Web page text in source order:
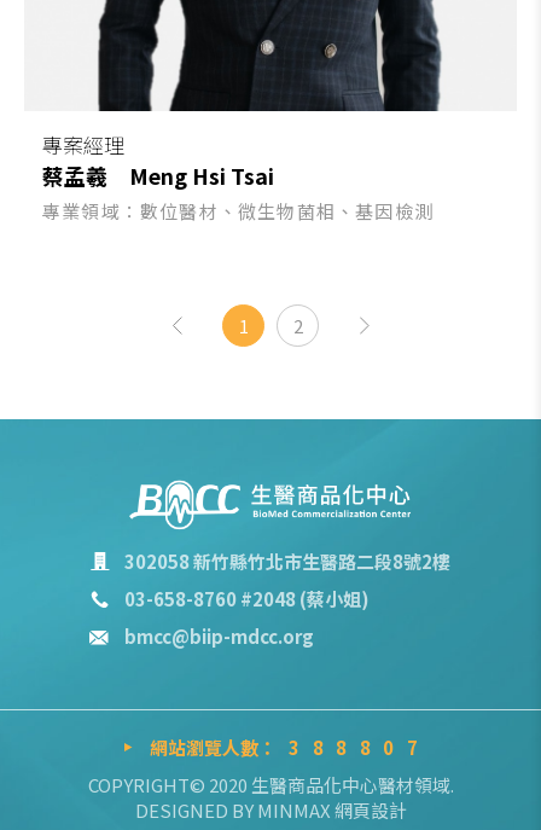
專案經理
蔡孟羲 Meng Hsi Tsai
專業領域：數位醫材、微生物菌相、基因檢測
1 2
302058 新竹縣竹北市生醫路二段8號2樓
03-658-8760 #2048 (蔡小姐)
bmcc@biip-mdcc.org
網站瀏覽人數： 3 8 8 8 0 7
COPYRIGHT© 2020 生醫商品化中心醫材領域.
DESIGNED BYMINMAX 網頁設計